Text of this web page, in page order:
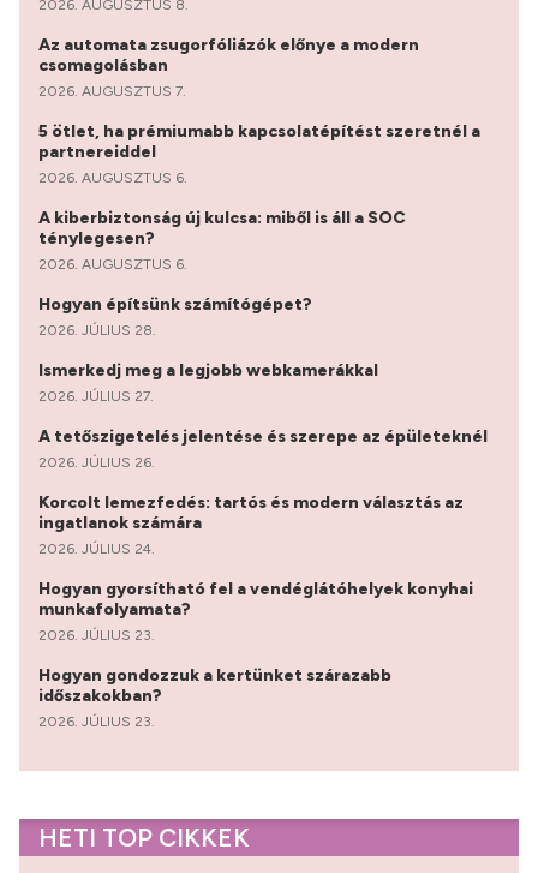
2026. AUGUSZTUS 8.
Az automata zsugorfóliázók előnye a modern
csomagolásban
2026. AUGUSZTUS 7.
5 ötlet, ha prémiumabb kapcsolatépítést szeretnél a
partnereiddel
2026. AUGUSZTUS 6.
A kiberbiztonság új kulcsa: miből is áll a SOC
ténylegesen?
2026. AUGUSZTUS 6.
Hogyan építsünk számítógépet?
2026. JÚLIUS 28.
Ismerkedj meg a legjobb webkamerákkal
2026. JÚLIUS 27.
A tetőszigetelés jelentése és szerepe az épületeknél
2026. JÚLIUS 26.
Korcolt lemezfedés: tartós és modern választás az
ingatlanok számára
2026. JÚLIUS 24.
Hogyan gyorsítható fel a vendéglátóhelyek konyhai
munkafolyamata?
2026. JÚLIUS 23.
Hogyan gondozzuk a kertünket szárazabb
időszakokban?
2026. JÚLIUS 23.
HETI TOP CIKKEK